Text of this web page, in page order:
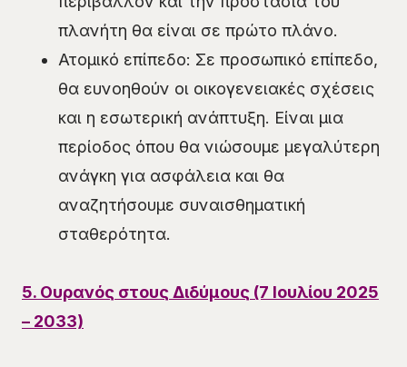
πλανήτη θα είναι σε πρώτο πλάνο.
Ατομικό επίπεδο: Σε προσωπικό επίπεδο,
θα ευνοηθούν οι οικογενειακές σχέσεις
και η εσωτερική ανάπτυξη. Είναι μια
περίοδος όπου θα νιώσουμε μεγαλύτερη
ανάγκη για ασφάλεια και θα
αναζητήσουμε συναισθηματική
σταθερότητα.
5. Ουρανός στους Διδύμους (7 Ιουλίου 2025
– 2033)